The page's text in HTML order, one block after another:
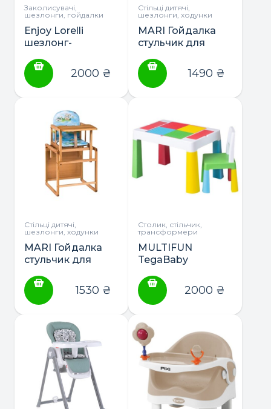
Заколисувачі,
шезлонги, гойдалки
Enjoy Lorelli
шезлонг-
2000 ₴
Стільці дитячі,
шезлонги, ходунки
MARI Гойдалка
стульчик для
врезная кромка
1490 ₴
Стільці дитячі,
шезлонги, ходунки
MARI Гойдалка
стульчик для
столешница
массив
1530 ₴
Столик, стільчик,
трансформери
MULTIFUN
TegaBaby
2000 ₴